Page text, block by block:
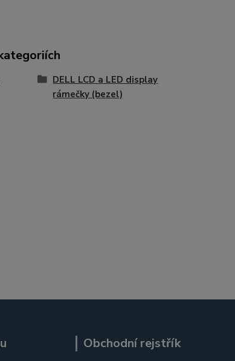
DELL LCD a LED display
rámečky (bezel)
Obchodní rejstřík